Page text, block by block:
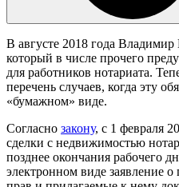
В августе 2018 года
который в числе прочего
для работников нотариата.
перечень случаев, когда эту
«бумажном» виде.
Согласно закону, с 1 февраля
сделки с недвижимостью
позднее окончания рабочего
электронном виде заявление о